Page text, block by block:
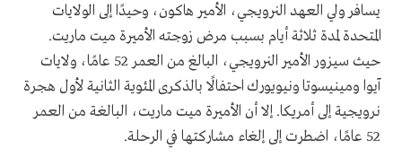
يسافر ولي العهد النرويجي، الأمير هاكون، وحيدًا إلى الولايات
المتحدة لمدة ثلاثة أيام بسبب مرض زوجته الأميرة ميت ماريت.
حيث سيزور الأمير النرويجي، البالغ من العمر 52 عامًا، ولايات
آيوا ومينيسوتا ونيويورك احتفالًا بالذكرى المئوية الثانية لأول هجرة
نرويجية إلى أمريكا. إلا أن الأميرة ميت ماريت، البالغة من العمر
52 عامًا، اضطرت إلى إلغاء مشاركتها في الرحلة.